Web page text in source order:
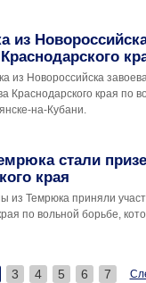
из
из Новороссийска
Краснодарского края по
на-Кубани.
стали
края
из Темрюка приняли
по вольной борьбе,
3 4 5 6 7